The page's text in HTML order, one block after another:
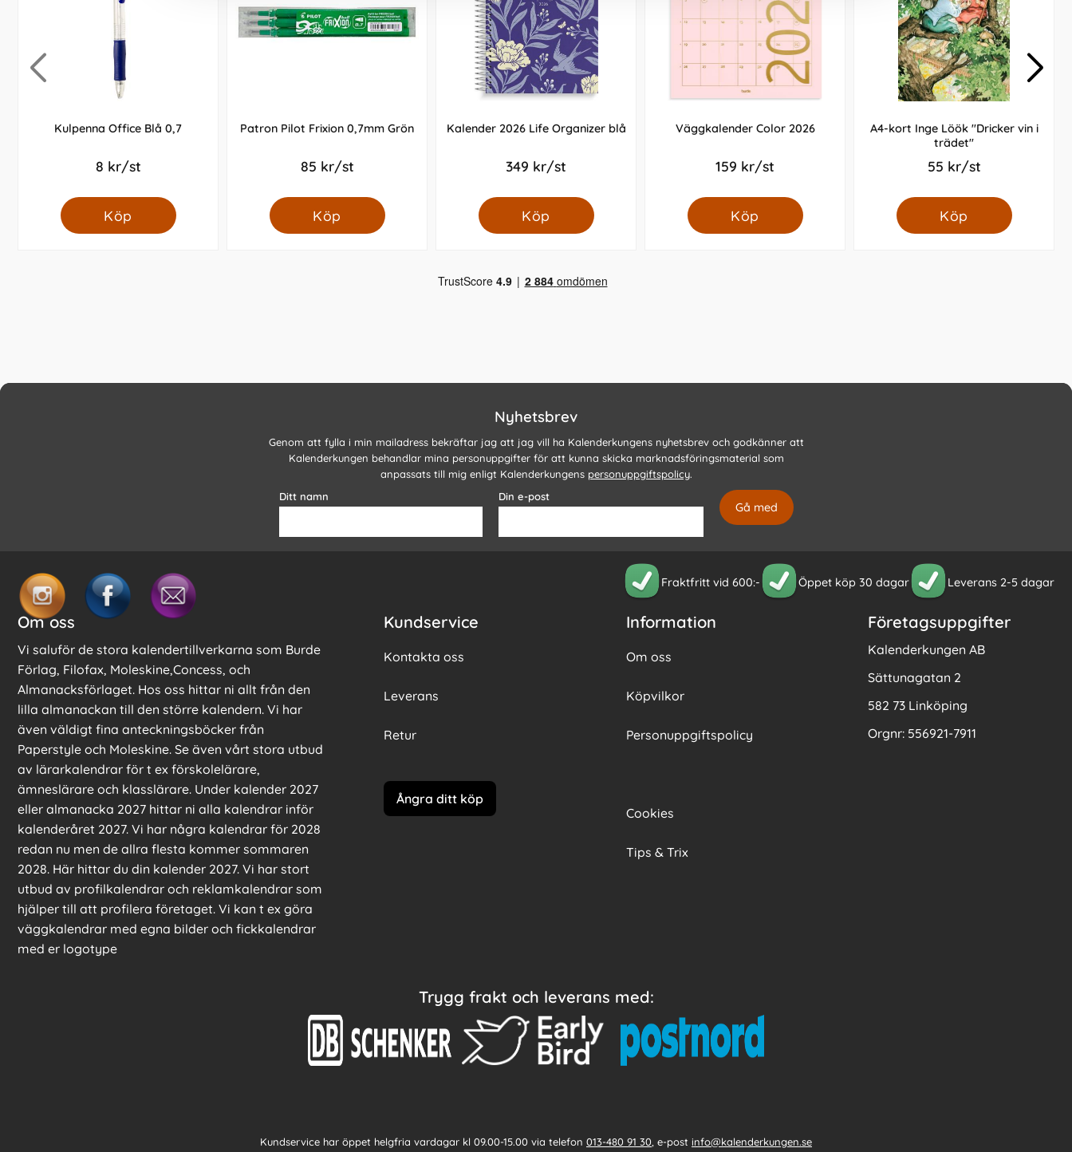
Kulpenna Office Blå 0,7
8 kr/st
Köp
Patron Pilot Frixion 0,7mm Grön
85 kr/st
Köp
Kalender 2026 Life Organizer blå
349 kr/st
Köp
Väggkalender Color 2026
159 kr/st
Köp
A4-kort Inge Löök "Dricker vin i
trädet"
55 kr/st
Köp
Nyhetsbrev
Genom att fylla i min mailadress bekräftar jag att jag vill ha Kalenderkungens nyhetsbrev och godkänner att
Kalenderkungen behandlar mina personuppgifter för att kunna skicka marknadsföringsmaterial som
anpassats till mig enligt Kalenderkungens personuppgiftspolicy.
Ditt namn
Din e-post
Fraktfritt vid 600:- Öppet köp 30 dagar Leverans 2-5 dagar
Om oss
Vi saluför de stora kalendertillverkarna som Burde
Förlag, Filofax, Moleskine,Concess, och
Almanacksförlaget. Hos oss hittar ni allt från den
lilla almanackan till den större kalendern. Vi har
även väldigt fina anteckningsböcker från
Paperstyle och Moleskine. Se även vårt stora utbud
av lärarkalendrar för t ex förskolelärare,
ämneslärare och klasslärare. Under kalender 2027
eller almanacka 2027 hittar ni alla kalendrar inför
kalenderåret 2027. Vi har några kalendrar för 2028
redan nu men de allra flesta kommer sommaren
2028. Här hittar du din kalender 2027. Vi har stort
utbud av profilkalendrar och reklamkalendrar som
hjälper till att profilera företaget. Vi kan t ex göra
väggkalendrar med egna bilder och fickkalendrar
med er logotype
Kundservice
Kontakta oss
Leverans
Retur
Ångra ditt köp
Information
Om oss
Köpvilkor
Personuppgiftspolicy
Cookies
Tips & Trix
Företagsuppgifter
Kalenderkungen AB
Sättunagatan 2
582 73 Linköping
Orgnr: 556921-7911
Trygg frakt och leverans med:
Kundservice har öppet helgfria vardagar kl 09.00-15.00 via telefon 013-480 91 30, e-post info@kalenderkungen.se